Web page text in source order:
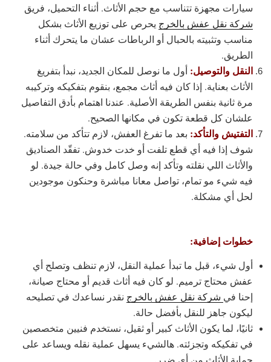
سيارات مجهزة تتناسب مع حجم الأثاث. أثناء التحميل، فريق
شركة نقل عفش بالخرج يحرص على توزيع الأثاث بشكل
مناسب وتثبيته بالحبال أو الرباطات عشان ما يتحرك أثناء
الطريق.
النقل والتوصيل: أول ما نوصل للمكان الجديد، نبدأ بتفريغ
الأثاث بعناية. إذا كان فيه أثاث مجمع، بنقوم بتفكيكه وتركيبه
مرة ثانية بنفس الطريقة الأصلية. عندنا اهتمام بأدق التفاصيل
علشان كل قطعة تكون في مكانها الصحيح.
التفتيش والتأكد: بعد ما تفرغ العفش، لازم تتأكد من سلامته.
شوف إذا فيه أي قطع تلفت أو خدت خدوش. تفقّد الصناديق
والأثاث اللي نقلته وتأكد إنه وصل كامل وفي حالة جيدة. لو
فيه شيء مو تمام، تواصل معانا مباشرة وحنكون موجودين
لحل أي مشكلة.
خطوات إضافية:
أول شيء، قبل ما تبدأ عملية النقل، لازم تنظف وتصلح أي
عفش محتاج ترميم. لو كان فيه أثاث قديم أو محتاج صيانة،
إحنا في شركة نقل عفش بالخرج نقدر نساعدك في تصليحه
ليكون جاهز للنقل بأفضل حالة.
ثانيًا، لما يكون الأثاث كبير أو ثقيل، نستخدم فنيين متخصصين
في تفكيكه وتجزئته. هالشيء يسهل عملية نقله ويساعد على
حماية الأثاث من أي ضرر.